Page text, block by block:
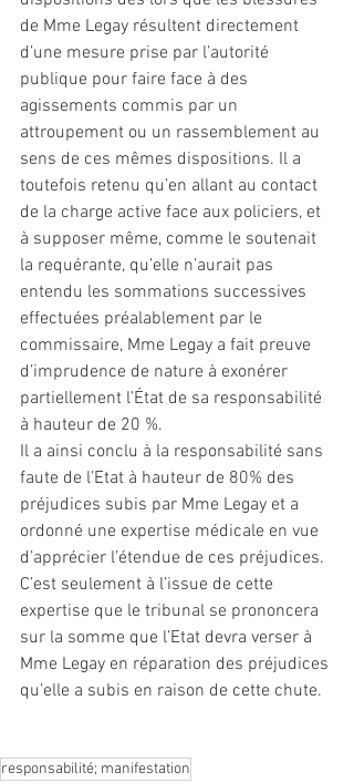
de Mme Legay résultent directement
d’une mesure prise par l’autorité
publique pour faire face à des
agissements commis par un
attroupement ou un rassemblement au
sens de ces mêmes dispositions. Il a
toutefois retenu qu’en allant au contact
de la charge active face aux policiers, et
à supposer même, comme le soutenait
la requérante, qu’elle n’aurait pas
entendu les sommations successives
effectuées préalablement par le
commissaire, Mme Legay a fait preuve
d’imprudence de nature à exonérer
partiellement l’État de sa responsabilité
à hauteur de 20 %.
Il a ainsi conclu à la responsabilité sans
faute de l’Etat à hauteur de 80% des
préjudices subis par Mme Legay et a
ordonné une expertise médicale en vue
d’apprécier l’étendue de ces préjudices.
C’est seulement à l’issue de cette
expertise que le tribunal se prononcera
sur la somme que l’Etat devra verser à
Mme Legay en réparation des préjudices
qu’elle a subis en raison de cette chute.
responsabilité; manifestation